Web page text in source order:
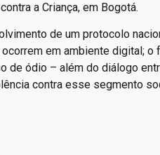
a Criança, em Bogotá.
de um protocolo
em ambiente digital; o
de ódio – além do diálogo
contra esse segmento